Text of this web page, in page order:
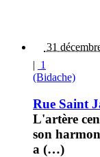
31
| 1
(Bidache)
Rue Saint
L'artère
son
a (…)